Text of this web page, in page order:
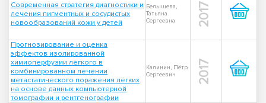
Современная стратегия диагностики и
лечения пигментных и сосудистых
новообразований кожи у детей
Белышева,
Татьяна
Сергеевна
2017
Прогнозирование и оценка
эффектов изолированной
химиоперфузии лёгкого в
комбинированном лечении
метастатического поражения лёгких
на основе данных компьютерной
томографии и рентгенографии
Калинин, Пётр
Сергеевич
2017